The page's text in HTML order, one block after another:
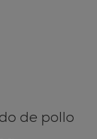
de pollo